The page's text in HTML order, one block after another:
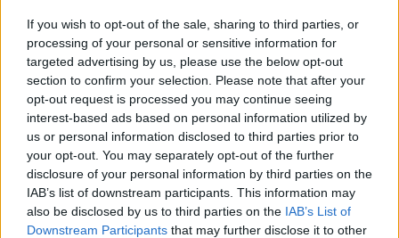
If you wish to opt-out of the sale, sharing to third parties, or
processing of your personal or sensitive information for
targeted advertising by us, please use the below opt-out
section to confirm your selection. Please note that after your
opt-out request is processed you may continue seeing
interest-based ads based on personal information utilized by
us or personal information disclosed to third parties prior to
your opt-out. You may separately opt-out of the further
disclosure of your personal information by third parties on the
IAB’s list of downstream participants. This information may
also be disclosed by us to third parties on the IAB’s List of
Downstream Participants that may further disclose it to other